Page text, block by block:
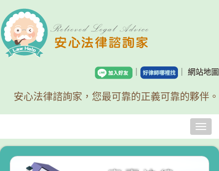
網站地圖
安心法律諮詢家，您最可靠的正義可靠的夥伴。